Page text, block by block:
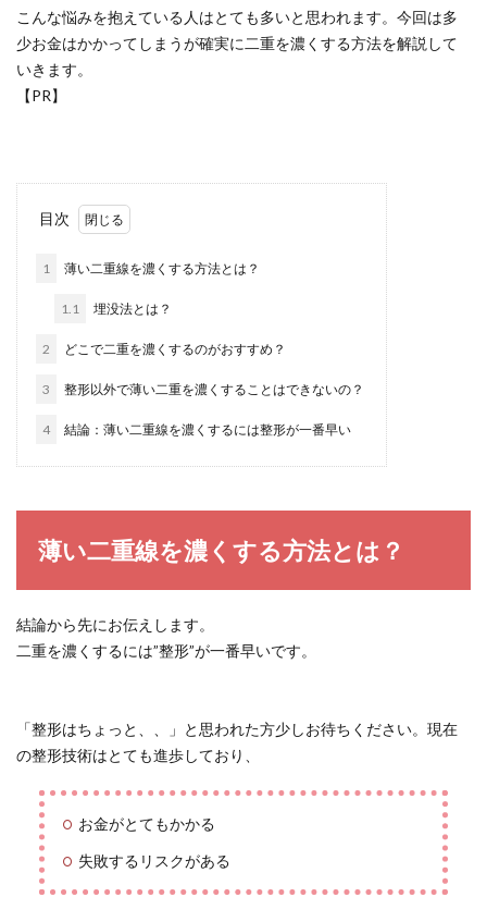
こんな悩みを抱えている人はとても多いと思われます。今回は多
少お金はかかってしまうが確実に二重を濃くする方法を解説して
いきます。
【PR】
目次
1 薄い二重線を濃くする方法とは？
1.1 埋没法とは？
2 どこで二重を濃くするのがおすすめ？
3 整形以外で薄い二重を濃くすることはできないの？
4 結論：薄い二重線を濃くするには整形が一番早い
薄い二重線を濃くする方法とは？
結論から先にお伝えします。
二重を濃くするには”整形”が一番早いです。
「整形はちょっと、、」と思われた方少しお待ちください。現在
の整形技術はとても進歩しており、
お金がとてもかかる
失敗するリスクがある